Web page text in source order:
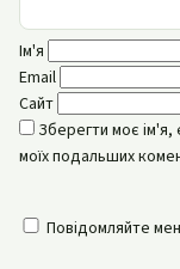
Ім'я
Email
Сайт
Зберегти моє
моїх подальших
Повідомляйте